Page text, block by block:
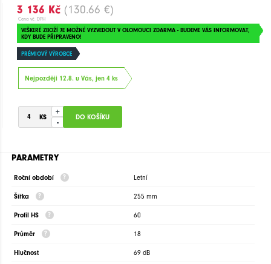
3 136 Kč (130.66 €)
Cena vč. DPH
VEŠKERÉ ZBOŽÍ JE MOŽNÉ VYZVEDOUT V OLOMOUCI ZDARMA - BUDEME VÁS INFORMOVAT,
KDY BUDE PŘIPRAVENO!
PRÉMIOVÝ VÝROBCE
Nejpozději 12.8. u Vás, jen 4 ks
+
-
PARAMETRY
Roční období Letní
Šířka 255 mm
Profil HS 60
Průměr 18
Hlučnost 69 dB